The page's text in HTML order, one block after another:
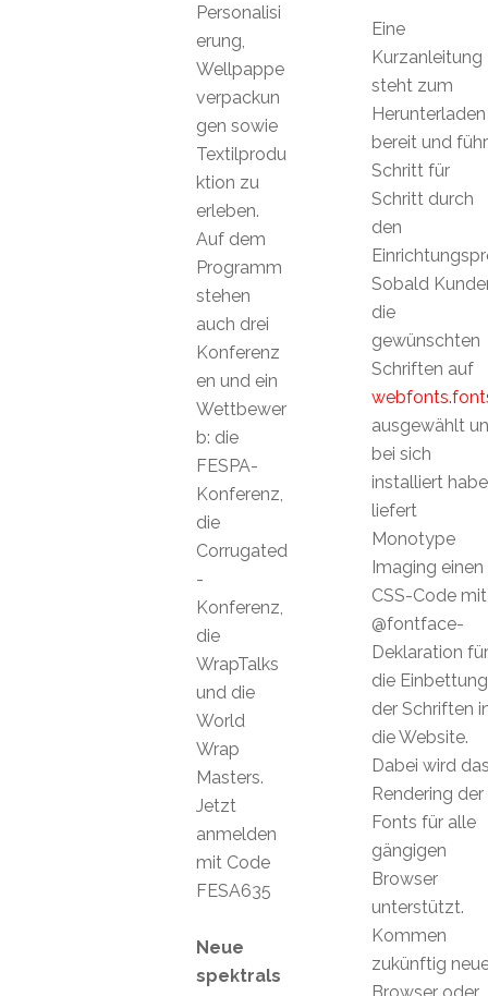
Eine
Kurzanleitung
steht zum
Herunterladen
bereit und
Schritt für
Schritt durch
den
Sobald
die
gewünschten
Schriften auf
ausgewählt
bei sich
installiert
liefert
Monotype
Imaging einen
CSS-Code mit
@fontface-
Deklaration für
die Einbettung
der Schriften
die Website.
Dabei wird
Rendering der
Fonts für alle
gängigen
Browser
unterstützt.
Kommen
zukünftig
Personalisi
erung,
Wellpappe
verpackun
gen sowie
Textilprodu
ktion zu
erleben.
Auf dem
Programm
stehen
auch drei
Konferenz
en und ein
Wettbewer
b: die
FESPA-
Konferenz,
die
Corrugated
-
Konferenz,
die
WrapTalks
und die
World
Wrap
Masters.
Jetzt
anmelden
mit Code
FESA635
Neue
spektrals